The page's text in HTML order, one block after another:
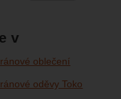
v
oblečení
oděvy Toko